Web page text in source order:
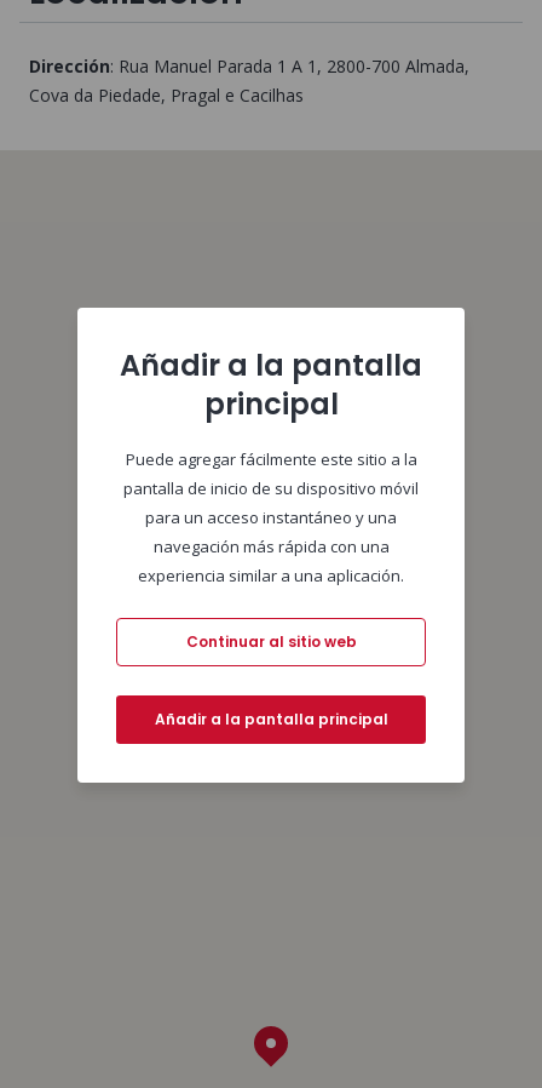
Dirección: Rua Manuel Parada 1 A 1 , 2800-700 Almada,
Cova da Piedade, Pragal e Cacilhas
Añadir a la pantalla
principal
Puede agregar fácilmente este sitio a la
pantalla de inicio de su dispositivo móvil
para un acceso instantáneo y una
navegación más rápida con una
experiencia similar a una aplicación.
Continuar al sitio web
Añadir a la pantalla principal